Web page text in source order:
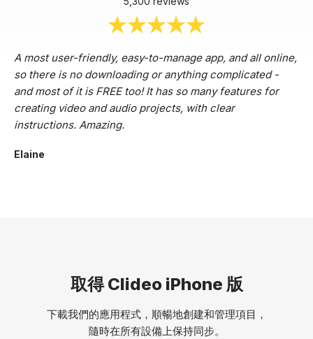
A most user-friendly, easy-to-manage app, and all online,
so there is no downloading or anything complicated -
and most of it is FREE too! It has so many features for
creating video and audio projects, with clear
instructions. Amazing.
Elaine
取得 Clideo iPhone 版
下載我們的應用程式，順暢地創建和管理項目，
隨時在所有設備上保持同步。